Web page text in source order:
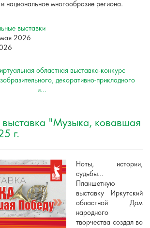
национальное многообразие региона.
выставки
2026
областная выставка-конкурс
декоративно-прикладного
и...
выставка "Музыка, ковавшая
г.
Ноты, истории,
судьбы...
Планшетную
выставку Иркутский
областной Дом
народного
творчества создал во